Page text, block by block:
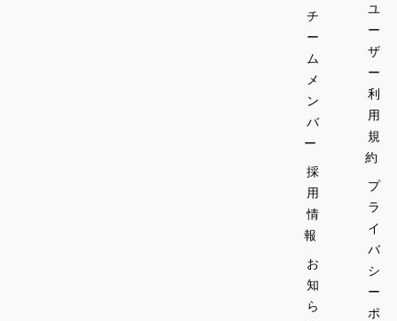
チ
ー
ム
メ
ン
バ
ー
採
用
情
報
お
知
ら
ユ
ー
ザ
ー
利
用
規
約
プ
ラ
イ
バ
シ
ー
ポ